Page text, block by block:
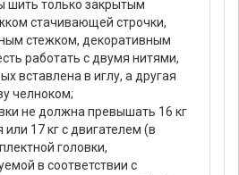
шить только закрытым
стачивающей строчки,
стежком, декоративным
работать с двумя нитями,
вставлена в иглу, а другая
челноком;
не должна превышать 16 кг
или 17 кг с двигателем (в
головки,
в соответствии с